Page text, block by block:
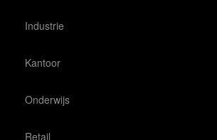
Industrie
Kantoor
Onderwijs
Retail